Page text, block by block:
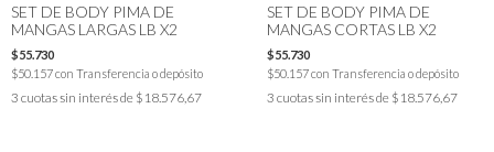
SET DE BODY PIMA DE
MANGAS LARGAS LB X2
$55.730
$50.157con Transferencia o depósito
3 cuotas sin interés de $18.576,67
SET DE BODY PIMA DE
MANGAS CORTAS LB X2
$55.730
$50.157con Transferencia o depósito
3 cuotas sin interés de $18.576,67